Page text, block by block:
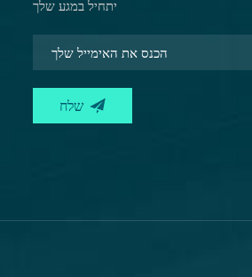
יתחיל במגע שלך